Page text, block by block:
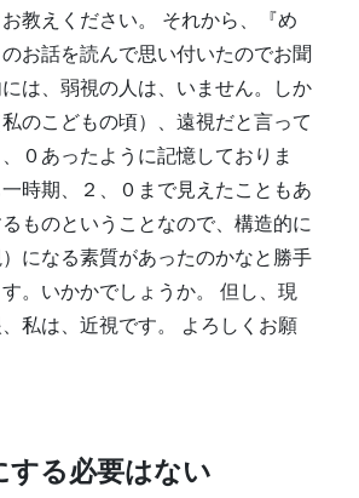
教えください。 それから、『め
お話を読んで思い付いたのでお聞
は、弱視の人は、いません。しか
のこどもの頃）、遠視だと言って
０あったように記憶しておりま
時期、２、０まで見えたこともあ
ものということなので、構造的に
になる素質があったのかなと勝手
。いかかでしょうか。 但し、現
私は、近視です。 よろしくお願
する必要はない